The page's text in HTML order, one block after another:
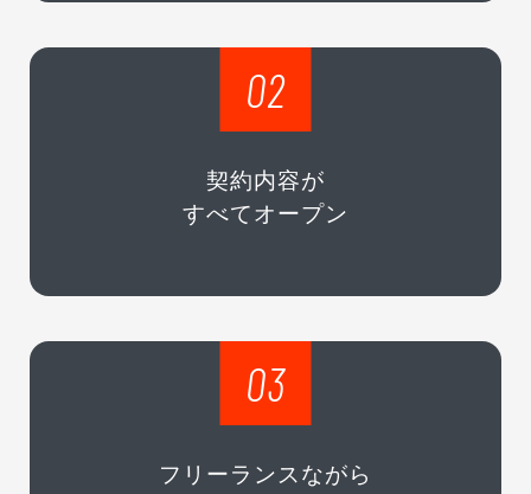
02
契約内容が
すべてオープン
03
フリーランスながら